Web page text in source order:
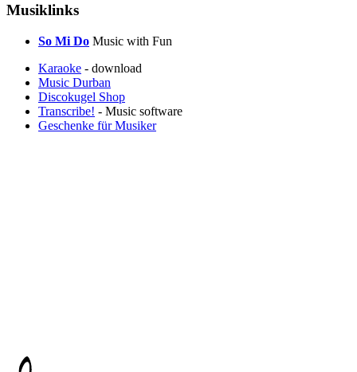
Musiklinks
So Mi Do Music with Fun
Karaoke - download
Music Durban
Discokugel Shop
Transcribe! - Music software
Geschenke für Musiker